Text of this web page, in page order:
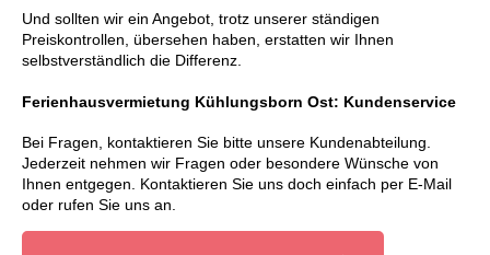
Und sollten wir ein Angebot, trotz unserer ständigen
Preiskontrollen, übersehen haben, erstatten wir Ihnen
selbstverständlich die Differenz.
Ferienhausvermietung Kühlungsborn Ost: Kundenservice
Bei Fragen, kontaktieren Sie bitte unsere Kundenabteilung.
Jederzeit nehmen wir Fragen oder besondere Wünsche von
Ihnen entgegen. Kontaktieren Sie uns doch einfach per E-Mail
oder rufen Sie uns an.